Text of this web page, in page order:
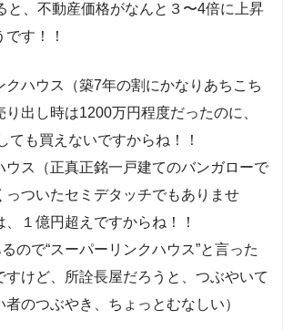
と、不動産価格がなんと３〜4倍に上昇
す！！
クハウス（築7年の割にかなりあちこち
出し時は1200万円程度だったのに、
ても買えないですからね！！
ウス（正真正銘一戸建てのバンガローで
っついたセミデタッチでもありませ
、１億円超えですからね！！
ので“スーパーリンクハウス”と言った
すけど、所詮長屋だろうと、つぶやいて
のつぶやき、ちょっとむなしい）